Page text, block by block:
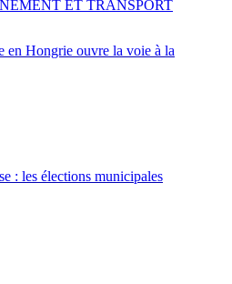
en Hongrie ouvre la voie à la
ET TRANSPORT
: les élections municipales